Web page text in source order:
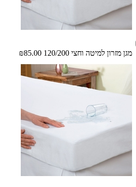
מגן מזרון למיטה וחצי 120/200 ₪85.00